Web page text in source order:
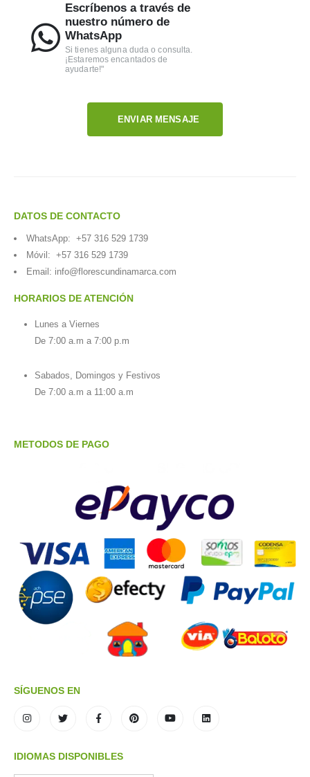
Escríbenos a través de
nuestro número de
WhatsApp
Si tienes alguna duda o consulta.
¡Estaremos encantados de
ayudarte!"
ENVIAR MENSAJE
DATOS DE CONTACTO
WhatsApp: +57 316 529 1739
Móvil: +57 316 529 1739
Email: info@florescundinamarca.com
HORARIOS DE ATENCIÓN
Lunes a Viernes
De 7:00 a.m a 7:00 p.m
Sabados, Domingos y Festivos
De 7:00 a.m a 11:00 a.m
METODOS DE PAGO
SÍGUENOS EN
IDIOMAS DISPONIBLES